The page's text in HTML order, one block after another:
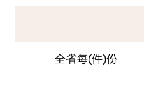
全省每(件)份